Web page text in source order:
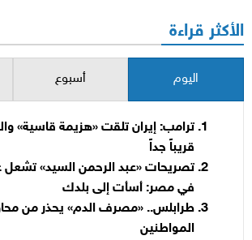
الأكثر قراءة
اليوم أسبوع
ترامب: إيران تلقت «هزيمة قاسية»
قريباً جداً
تصريحات «عبد الرحمن السيد» تشعل
في مصر: أسأت إلى بلدك
طرابلس.. «مصرف الدم» يحذر من
المواطنين